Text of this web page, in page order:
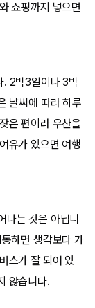
쇼핑까지 넣으면
. 2박3일이나 3박
날씨에 따라 하루
은 편이라 우산을
유가 있으면 여행
나는 것은 아닙니
하면 생각보다 가
스가 잘 되어 있
않습니다.